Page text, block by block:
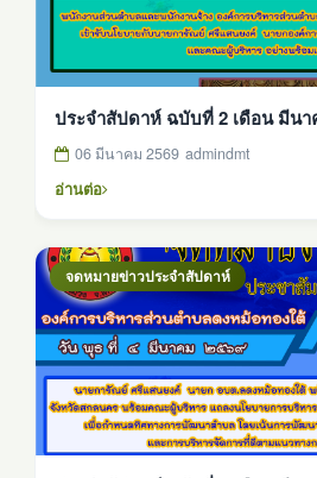
06 มีนาคม 2569 admindmt
อ่านต่อ
จดหมายข่าวประจำสัปดาห์